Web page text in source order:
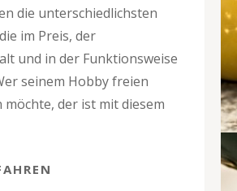
die unterschiedlichsten
im Preis, der
und in der Funktionsweise
seinem Hobby freien
möchte, der ist mit diesem